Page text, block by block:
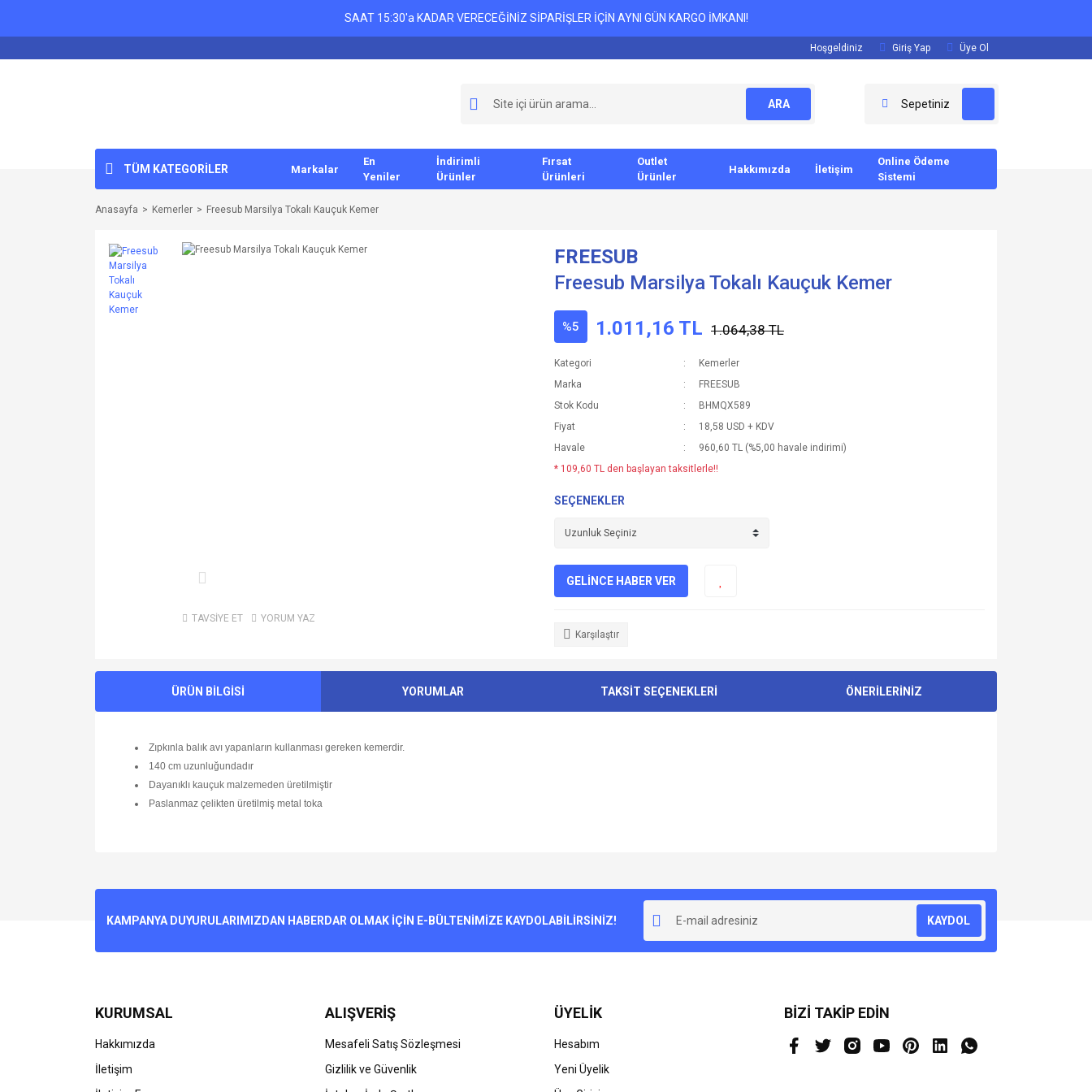
SAAT 15:30'a KADAR VERECEĞİNİZ SİPARİŞLER İÇİN AYNI GÜN KARGO İMKANI!
Hoşgeldiniz Giriş Yap Üye Ol
ARA Sepetiniz
TÜM KATEGORİLER Markalar
En
Yeniler
İndirimli
Ürünler
Fırsat
Ürünleri
Outlet
Ürünler
Hakkımızda İletişim
Online Ödeme
Sistemi
Anasayfa Kemerler Freesub Marsilya Tokalı Kauçuk Kemer
TAVSİYE ET YORUM YAZ
FREESUB
Freesub Marsilya Tokalı Kauçuk Kemer
%5 1.011,16 TL 1.064,38 TL
Kategori
Kemerler
Marka
FREESUB
Stok Kodu
BHMQX589
Fiyat
18,58 USD + KDV
Havale
960,60 TL (%5,00 havale indirimi)
* 109,60 TL den başlayan taksitlerle!!
SEÇENEKLER
GELİNCE HABER VER
Karşılaştır
ÜRÜN BİLGİSİ YORUMLAR TAKSİT SEÇENEKLERİ ÖNERİLERİNİZ
Zıpkınla balık avı yapanların kullanması gereken kemerdir.
140 cm uzunluğundadır
Dayanıklı kauçuk malzemeden üretilmiştir
Paslanmaz çelikten üretilmiş metal toka
Ürün resmi kalitesiz, bozuk veya görüntülenemiyor.
Bu ürüne benzer farklı alternatifler olmalı.
KAMPANYA DUYURULARIMIZDAN HABERDAR OLMAK İÇİN E-BÜLTENİMİZE KAYDOLABİLİRSİNİZ! KAYDOL
KURUMSAL
Hakkımızda
İletişim
ALIŞVERİŞ
Mesafeli Satış Sözleşmesi
Gizlilik ve Güvenlik
ÜYELİK
Hesabım
Yeni Üyelik
BİZİ TAKİP EDİN